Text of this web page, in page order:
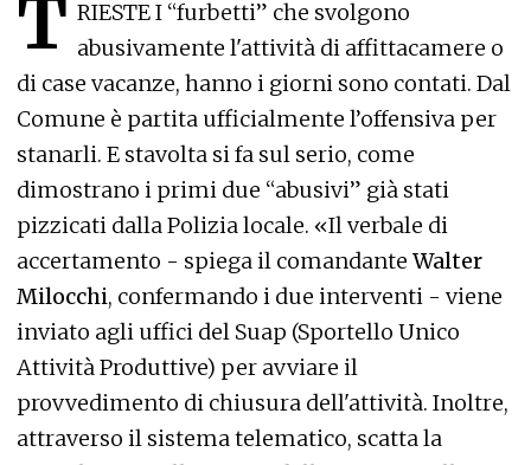
T RIESTE I “furbetti” che svolgono
abusivamente l'attività di affittacamere o
di case vacanze, hanno i giorni sono contati. Dal
Comune è partita ufficialmente l’offensiva per
stanarli. E stavolta si fa sul serio, come
dimostrano i primi due “abusivi” già stati
pizzicati dalla Polizia locale. «Il verbale di
accertamento - spiega il comandante Walter
Milocchi, confermando i due interventi - viene
inviato agli uffici del Suap (Sportello Unico
Attività Produttive) per avviare il
provvedimento di chiusura dell'attività. Inoltre,
attraverso il sistema telematico, scatta la